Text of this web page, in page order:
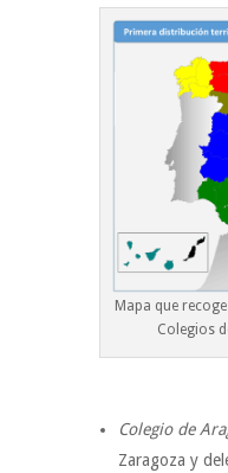
Mapa que
Colegios
Colegio de
Zaragoza y